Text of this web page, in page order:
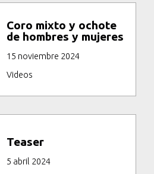
Coro mixto y ochote
de hombres y mujeres
15 noviembre 2024
Videos
Teaser
5 abril 2024